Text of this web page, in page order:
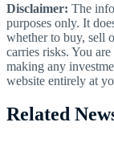
Disclaimer: The
purposes only. It
whether to buy, sell
carries risks. You
making any
website entirely at
Related